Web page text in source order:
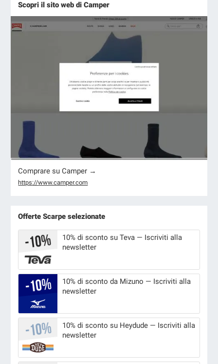
Scopri il sito web di Camper
Comprare su Camper →
https://www.camper.com
Offerte Scarpe selezionate
10% di sconto su Teva — Iscriviti alla
newsletter
10% di sconto da Mizuno — Iscriviti alla
newsletter
10% di sconto su Heydude — Iscriviti alla
newsletter